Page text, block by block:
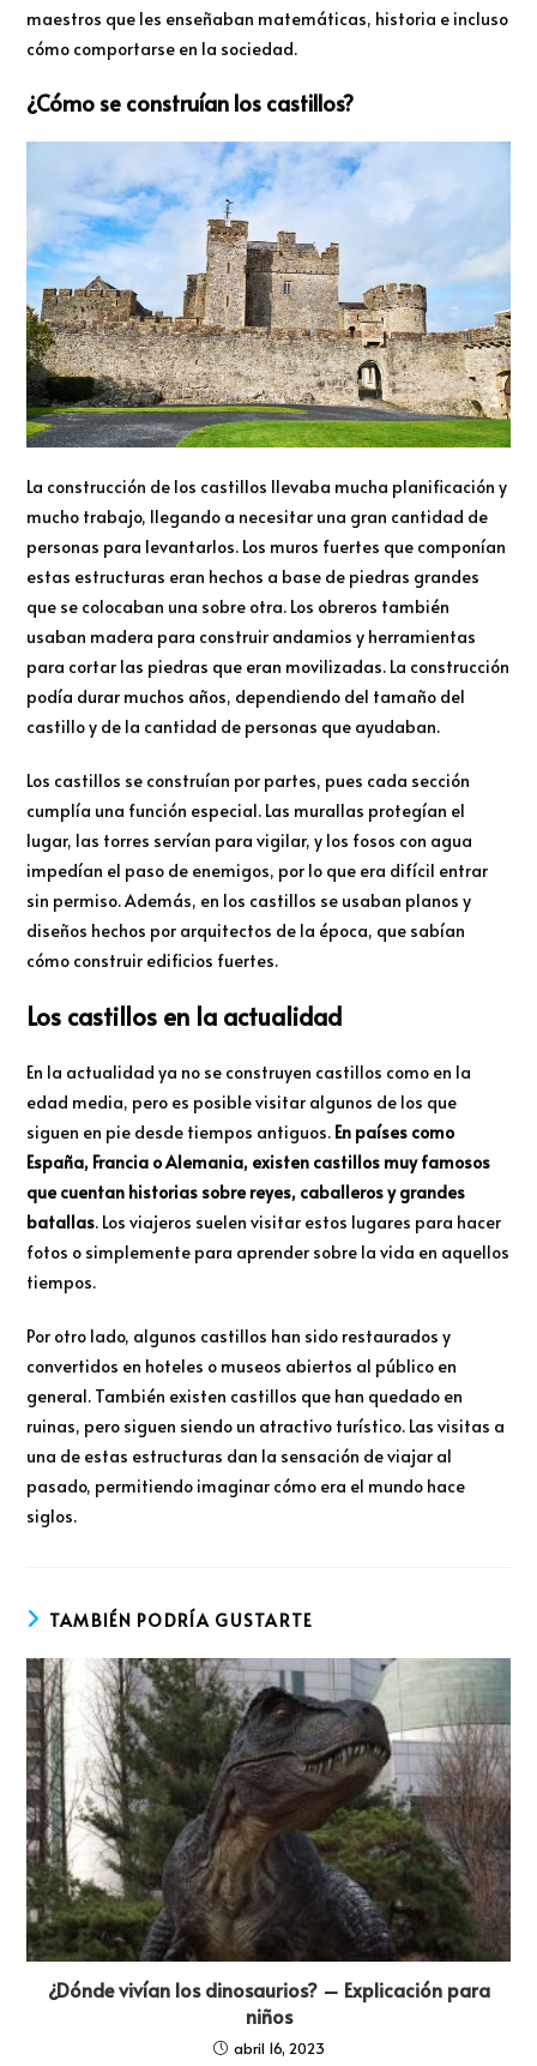
maestros que les enseñaban matemáticas, historia e incluso
cómo comportarse en la sociedad.
¿Cómo se construían los castillos?
La construcción de los castillos llevaba mucha planificación y
mucho trabajo, llegando a necesitar una gran cantidad de
personas para levantarlos. Los muros fuertes que componían
estas estructuras eran hechos a base de piedras grandes
que se colocaban una sobre otra. Los obreros también
usaban madera para construir andamios y herramientas
para cortar las piedras que eran movilizadas. La construcción
podía durar muchos años, dependiendo del tamaño del
castillo y de la cantidad de personas que ayudaban.
Los castillos se construían por partes, pues cada sección
cumplía una función especial. Las murallas protegían el
lugar, las torres servían para vigilar, y los fosos con agua
impedían el paso de enemigos, por lo que era difícil entrar
sin permiso. Además, en los castillos se usaban planos y
diseños hechos por arquitectos de la época, que sabían
cómo construir edificios fuertes.
Los castillos en la actualidad
En la actualidad ya no se construyen castillos como en la
edad media, pero es posible visitar algunos de los que
siguen en pie desde tiempos antiguos. En países como
España, Francia o Alemania, existen castillos muy famosos
que cuentan historias sobre reyes, caballeros y grandes
batallas. Los viajeros suelen visitar estos lugares para hacer
fotos o simplemente para aprender sobre la vida en aquellos
tiempos.
Por otro lado, algunos castillos han sido restaurados y
convertidos en hoteles o museos abiertos al público en
general. También existen castillos que han quedado en
ruinas, pero siguen siendo un atractivo turístico. Las visitas a
una de estas estructuras dan la sensación de viajar al
pasado, permitiendo imaginar cómo era el mundo hace
siglos.
TAMBIÉN PODRÍA GUSTARTE
¿Dónde vivían los dinosaurios? – Explicación para
niños
abril 16, 2023